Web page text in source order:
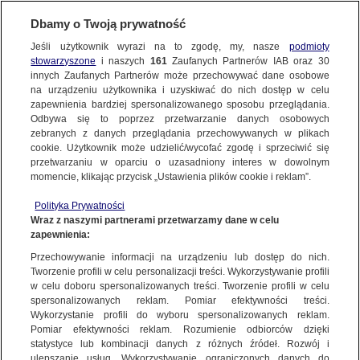
KONTAKT24|NAJNOWSZE
Ojciec z córką zniknęli w Odrze
5 SIERPNIA 2010 10:35
KONTAKT24
Wyślij Materiał
WYŚLIJ MATERIAŁ
NAJNOWSZE
GORĄCE TEMATY
WIĘCEJ
KANAŁY
Dzień dobry!
Jedno konto do wszystkich usług
Dbamy o Twoją prywatność
Jeśli użytkownik wyrazi na to zgodę, my, nasze podmioty
stowarzyszone i naszych 161Zaufanych Partnerów IAB oraz 30
innych Zaufanych Partnerów może przechowywać dane osobowe
na urządzeniu użytkownika i uzyskiwać do nich dostęp w celu
zapewnienia bardziej spersonalizowanego sposobu przeglądania.
Odbywa się to poprzez przetwarzanie danych osobowych
zebranych z danych przeglądania przechowywanych w plikach
cookie. Użytkownik może udzielić/wycofać zgodę i sprzeciwić się
przetwarzaniu w oparciu o uzasadniony interes w dowolnym
momencie, klikając przycisk „Ustawienia plików cookie i reklam”.
Polityka Prywatności
Wraz z naszymi partnerami przetwarzamy dane w celu
zapewnienia:
Przechowywanie informacji na urządzeniu lub dostęp do nich.
Tworzenie profili w celu personalizacji treści. Wykorzystywanie profili
w celu doboru spersonalizowanych treści. Tworzenie profili w celu
spersonalizowanych reklam. Pomiar efektywności treści.
Wykorzystanie profili do wyboru spersonalizowanych reklam.
Pomiar efektywności reklam. Rozumienie odbiorców dzięki
statystyce lub kombinacji danych z różnych źródeł. Rozwój i